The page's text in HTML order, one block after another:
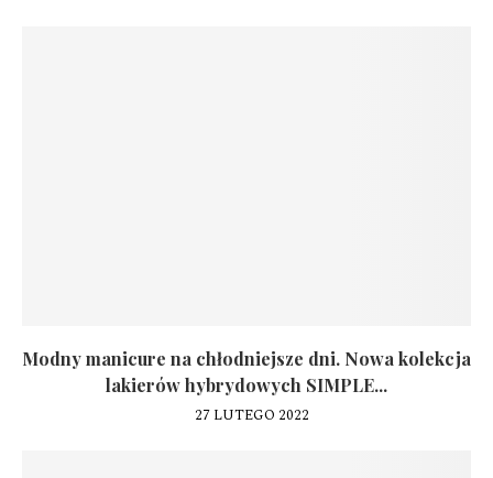
Modny manicure na chłodniejsze dni. Nowa kolekcja
lakierów hybrydowych SIMPLE...
27 LUTEGO 2022